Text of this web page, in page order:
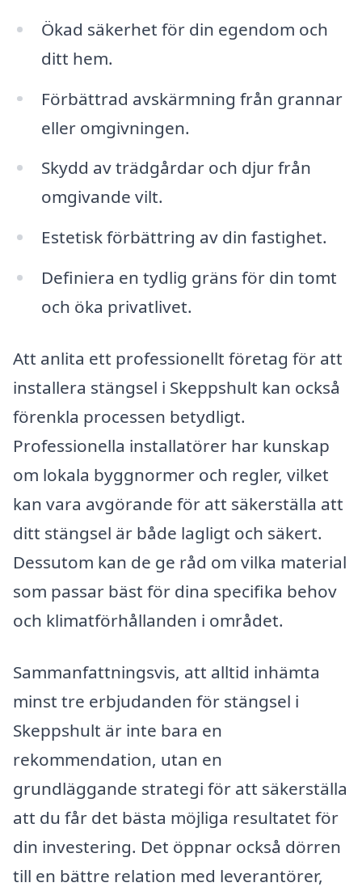
Ökad säkerhet för din egendom och
ditt hem.
Förbättrad avskärmning från grannar
eller omgivningen.
Skydd av trädgårdar och djur från
omgivande vilt.
Estetisk förbättring av din fastighet.
Definiera en tydlig gräns för din tomt
och öka privatlivet.
Att anlita ett professionellt företag för att
installera stängsel i Skeppshult kan också
förenkla processen betydligt.
Professionella installatörer har kunskap
om lokala byggnormer och regler, vilket
kan vara avgörande för att säkerställa att
ditt stängsel är både lagligt och säkert.
Dessutom kan de ge råd om vilka material
som passar bäst för dina specifika behov
och klimatförhållanden i området.
Sammanfattningsvis, att alltid inhämta
minst tre erbjudanden för stängsel i
Skeppshult är inte bara en
rekommendation, utan en
grundläggande strategi för att säkerställa
att du får det bästa möjliga resultatet för
din investering. Det öppnar också dörren
till en bättre relation med leverantörer,